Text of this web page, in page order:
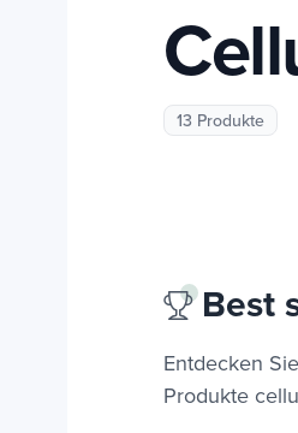
13 Produkte
Best
Entdecken
Produkte